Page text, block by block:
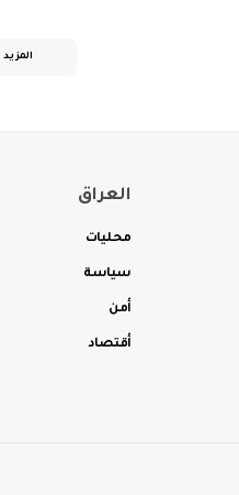
المزيد
العراق
محليات
سياسة
أمن
أقتصاد